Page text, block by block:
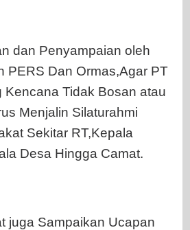
dan Penyampaian oleh
PERS Dan Ormas,Agar PT
Kencana Tidak Bosan atau
Menjalin Silaturahmi
Sekitar RT,Kepala
Desa Hingga Camat.
juga Sampaikan Ucapan